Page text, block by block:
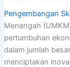
Pengembangan
Menengah
pertumbuhan
dalam jumlah
menciptakan